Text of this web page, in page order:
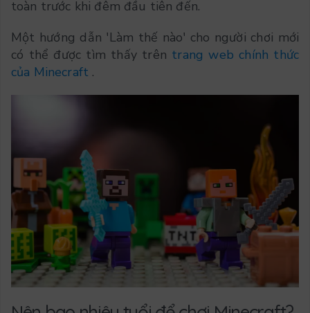
toàn trước khi đêm đầu tiên đến.
Một hướng dẫn 'Làm thế nào' cho người chơi mới
có thể được tìm thấy trên trang web chính thức
của Minecraft .